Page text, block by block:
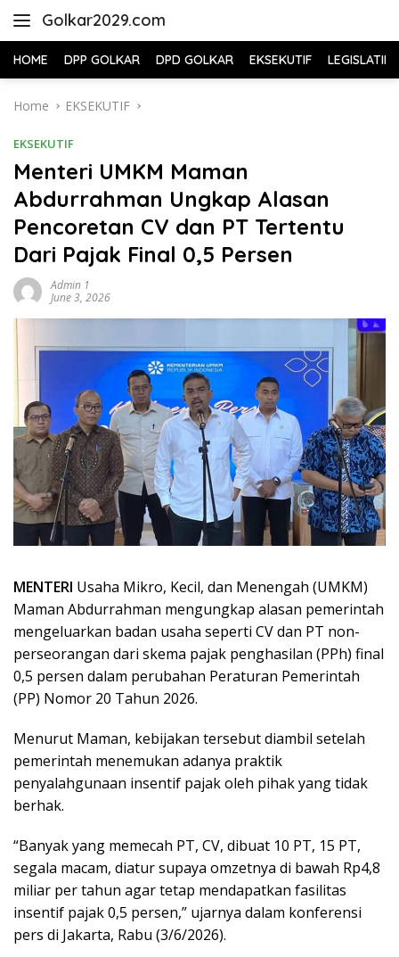
Golkar2029.com
HOME DPP GOLKAR DPD GOLKAR EKSEKUTIF LEGISLATIF
Home EKSEKUTIF
EKSEKUTIF
Menteri UMKM Maman
Abdurrahman Ungkap Alasan
Pencoretan CV dan PT Tertentu
Dari Pajak Final 0,5 Persen
Admin 1
June 3, 2026
MENTERI Usaha Mikro, Kecil, dan Menengah (UMKM)
Maman Abdurrahman mengungkap alasan pemerintah
mengeluarkan badan usaha seperti CV dan PT non-
perseorangan dari skema pajak penghasilan (PPh) final
0,5 persen dalam perubahan Peraturan Pemerintah
(PP) Nomor 20 Tahun 2026.
Menurut Maman, kebijakan tersebut diambil setelah
pemerintah menemukan adanya praktik
penyalahgunaan insentif pajak oleh pihak yang tidak
berhak.
“Banyak yang memecah PT, CV, dibuat 10 PT, 15 PT,
segala macam, diatur supaya omzetnya di bawah Rp4,8
miliar per tahun agar tetap mendapatkan fasilitas
insentif pajak 0,5 persen,” ujarnya dalam konferensi
pers di Jakarta, Rabu (3/6/2026).